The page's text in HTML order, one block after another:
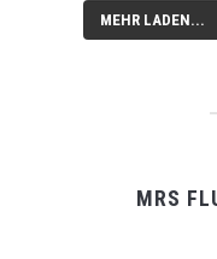
MEHR LADEN...
MRS